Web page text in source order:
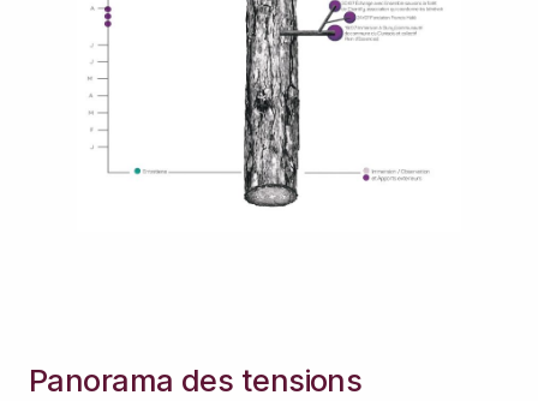
Panorama des tensions